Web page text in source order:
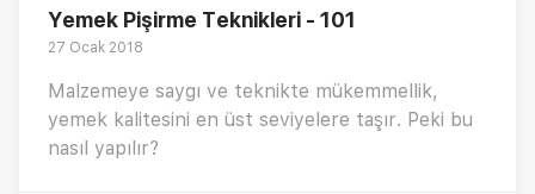
Yemek Pişirme Teknikleri - 101
27 Ocak 2018
Malzemeye saygı ve teknikte mükemmellik,
yemek kalitesini en üst seviyelere taşır. Peki bu
nasıl yapılır?